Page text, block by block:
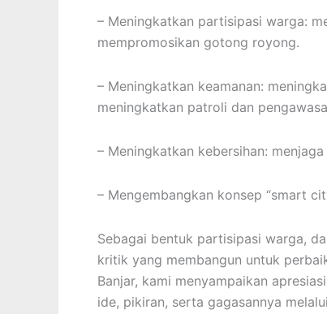
– Meningkatkan partisipasi warga:
mempromosikan gotong royong.
– Meningkatkan keamanan:
meningkatkan patroli dan
– Meningkatkan kebersihan:
– Mengembangkan konsep “smart
Sebagai bentuk partisipasi warga,
kritik yang membangun untuk
Banjar, kami menyampaikan
ide, pikiran, serta gagasannya